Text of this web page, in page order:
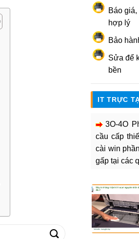
Báo
hợp lý
Bảo
Sửa để
bền
IT TRỰC
3O-4O
cầu cấp
cài win
gấp tại các